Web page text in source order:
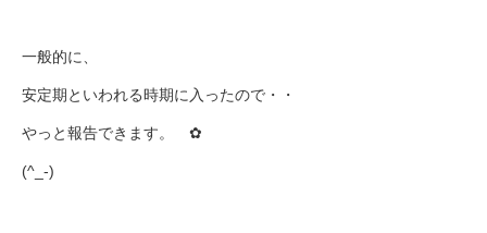
一般的に、
安定期といわれる時期に入ったので・・
やっと報告できます。 ✿
(^_-)